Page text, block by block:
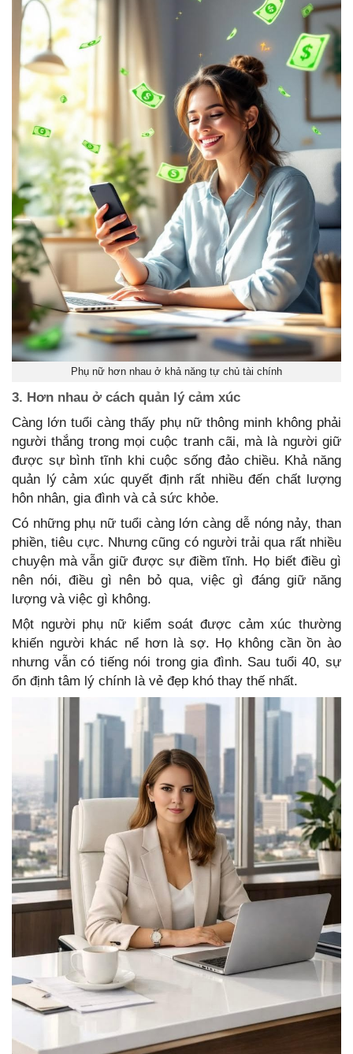
Phụ nữ hơn nhau ở khả năng tự chủ tài chính
3. Hơn nhau ở cách quản lý cảm xúc
Càng lớn tuổi càng thấy phụ nữ thông minh không phải
người thắng trong mọi cuộc tranh cãi, mà là người giữ
được sự bình tĩnh khi cuộc sống đảo chiều. Khả năng
quản lý cảm xúc quyết định rất nhiều đến chất lượng
hôn nhân, gia đình và cả sức khỏe.
Có những phụ nữ tuổi càng lớn càng dễ nóng nảy, than
phiền, tiêu cực. Nhưng cũng có người trải qua rất nhiều
chuyện mà vẫn giữ được sự điềm tĩnh. Họ biết điều gì
nên nói, điều gì nên bỏ qua, việc gì đáng giữ năng
lượng và việc gì không.
Một người phụ nữ kiểm soát được cảm xúc thường
khiến người khác nể hơn là sợ. Họ không cần ồn ào
nhưng vẫn có tiếng nói trong gia đình. Sau tuổi 40, sự
ổn định tâm lý chính là vẻ đẹp khó thay thế nhất.